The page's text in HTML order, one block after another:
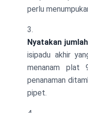
perlu
Nyatakan
isipadu akhir
menanam plat
penanaman
pipet.